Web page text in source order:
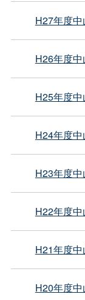
H27年度
H26年度
H25年度
H24年度
H23年度
H22年度
H21年度
H20年度